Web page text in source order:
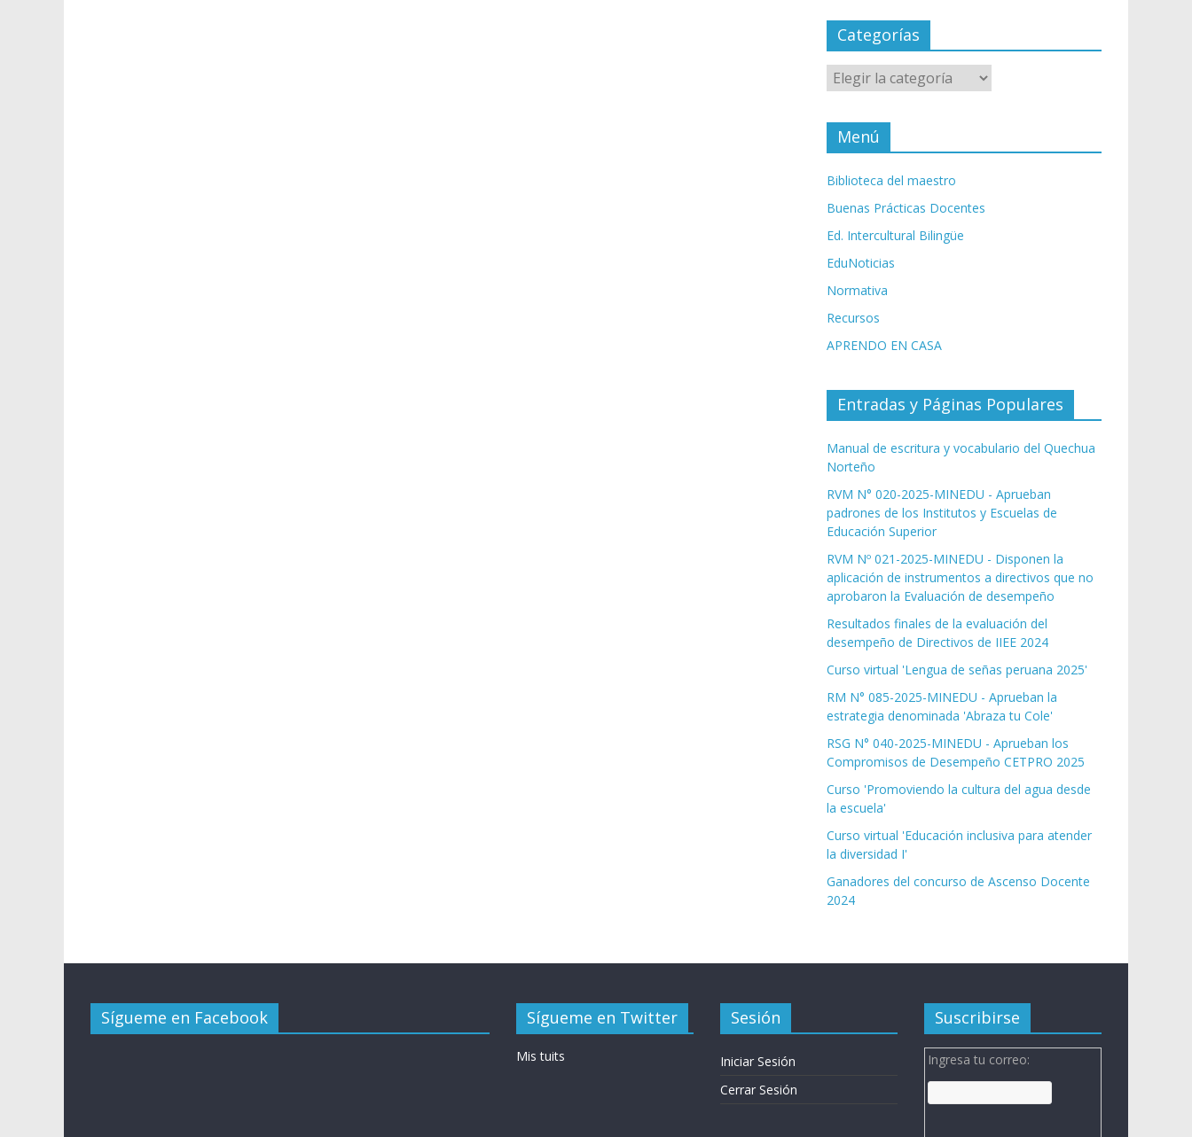
Categorías
Categorías
Menú
Biblioteca del maestro
Buenas Prácticas Docentes
Ed. Intercultural Bilingüe
EduNoticias
Normativa
Recursos
APRENDO EN CASA
Entradas y Páginas Populares
Manual de escritura y vocabulario del Quechua
Norteño
RVM N° 020-2025-MINEDU - Aprueban
padrones de los Institutos y Escuelas de
Educación Superior
RVM Nº 021-2025-MINEDU - Disponen la
aplicación de instrumentos a directivos que no
aprobaron la Evaluación de desempeño
Resultados finales de la evaluación del
desempeño de Directivos de IIEE 2024
Curso virtual 'Lengua de señas peruana 2025'
RM N° 085-2025-MINEDU - Aprueban la
estrategia denominada 'Abraza tu Cole'
RSG N° 040-2025-MINEDU - Aprueban los
Compromisos de Desempeño CETPRO 2025
Curso 'Promoviendo la cultura del agua desde
la escuela'
Curso virtual 'Educación inclusiva para atender
la diversidad I'
Ganadores del concurso de Ascenso Docente
2024
Sígueme en Facebook Sígueme en Twitter
Mis tuits
Sesión
Iniciar Sesión
Cerrar Sesión
Suscribirse
Ingresa tu correo: